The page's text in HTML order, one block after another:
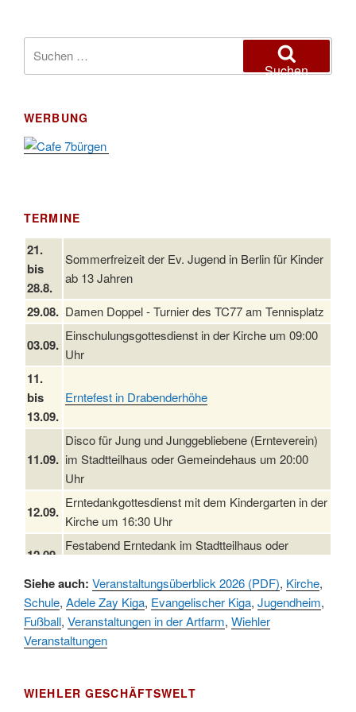
nach:
Suchen
WERBUNG
TERMINE
21.
bis
28.8.
Sommerfreizeit der Ev. Jugend in Berlin für Kinder
ab 13 Jahren
29.08. Damen Doppel - Turnier des TC77 am Tennisplatz
03.09.
Einschulungsgottesdienst in der Kirche um 09:00
Uhr
11.
bis
13.09.
Erntefest in Drabenderhöhe
11.09.
Disco für Jung und Junggebliebene (Ernteverein)
im Stadtteilhaus oder Gemeindehaus um 20:00
Uhr
12.09.
Erntedankgottesdienst mit dem Kindergarten in der
Kirche um 16:30 Uhr
12.09.
Festabend Erntedank im Stadtteilhaus oder
13.09.
Umzug und Feier zum Erntedankfest am
Stadtteilhaus um 14:00 Uhr
19.09. Schlagerabend im Stadtteilhaus Drabenderhöhe
Kinderbibeltag im Ev. Gemeindehaus von 10-12
Siehe auch: Veranstaltungsüberblick 2026 (PDF), Kirche,
Schule, Adele Zay Kiga, Evangelischer Kiga, Jugendheim,
Fußball, Veranstaltungen in der Artfarm, Wiehler
Veranstaltungen
WIEHLER GESCHÄFTSWELT